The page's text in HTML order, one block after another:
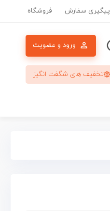
پیگیری سفارش فروشگاه
ورود و عضویت
تخفیف های شگفت انگیز